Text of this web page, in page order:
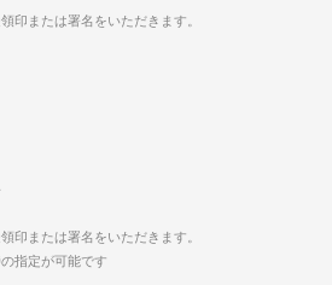
印または署名をいただきます。
印または署名をいただきます。
指定が可能です